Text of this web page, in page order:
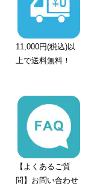
11,000円(税込)以
上で送料無料！
【よくあるご質
問】お問い合わせ